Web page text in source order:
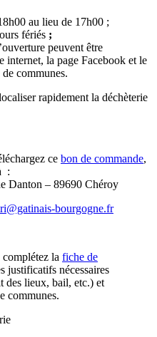
au lieu de 17h00 ;
fériés ;
peuvent être
internet, la page Facebook et le
communes.
rapidement la déchèterie
ce bon de commande,
:
Danton – 89690 Chéroy
bourgogne.fr
la fiche de
justificatifs nécessaires
des lieux, bail, etc.) et
communes.